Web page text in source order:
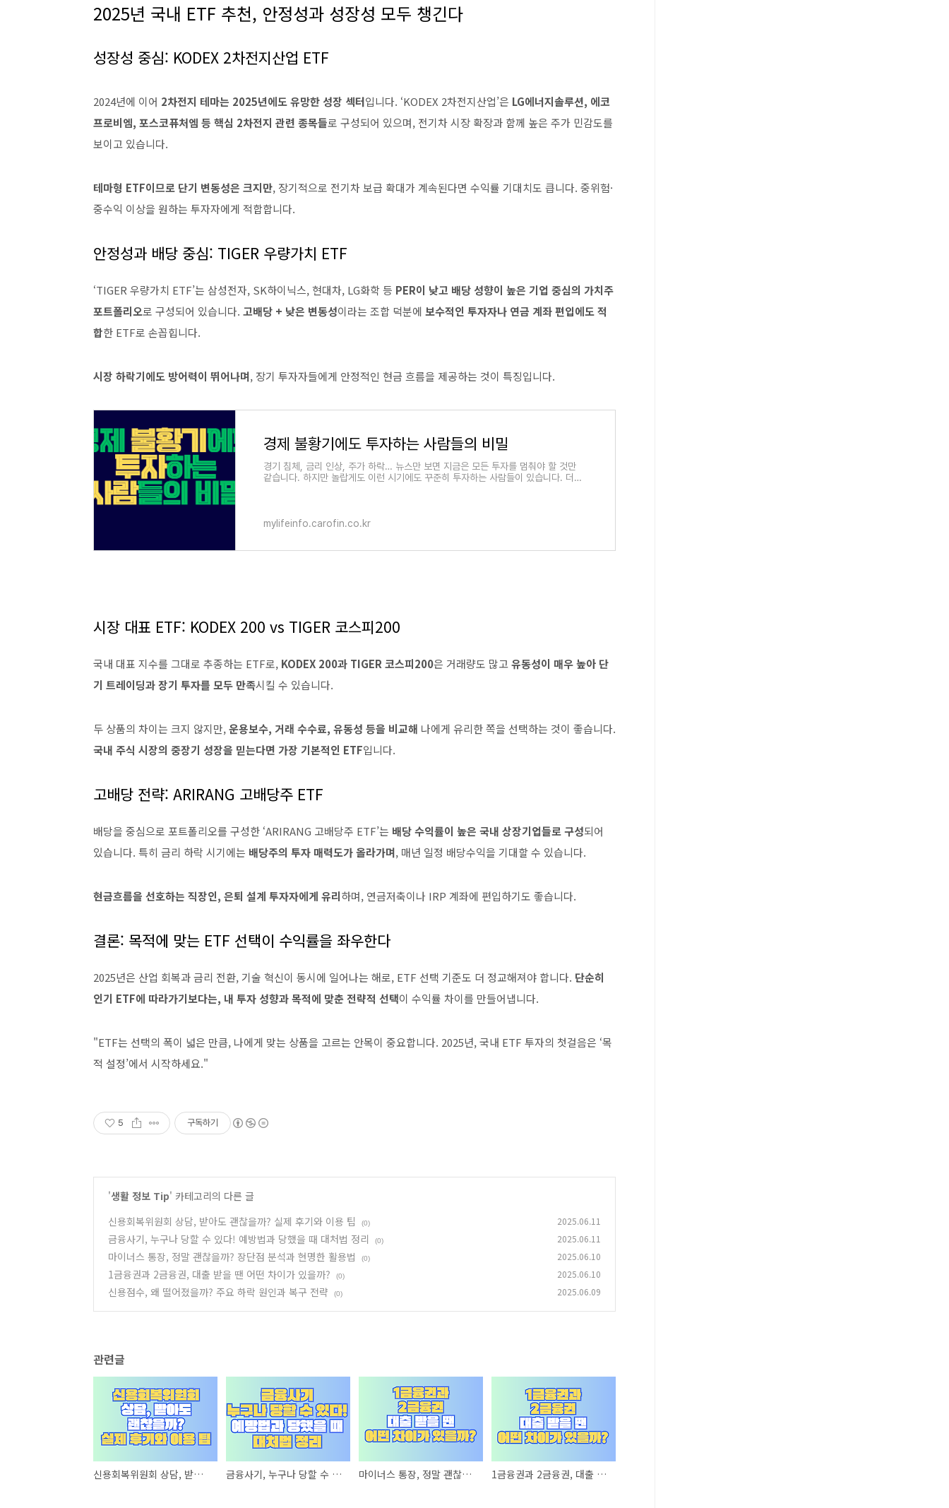
2025년 국내 ETF 추천, 안정성과 성장성 모두 챙긴다
성장성 중심: KODEX 2차전지산업 ETF
2024년에 이어 2차전지 테마는 2025년에도 유망한 성장 섹터입니다. ‘KODEX 2차전지산업’은 LG에너지솔루션, 에코
프로비엠, 포스코퓨처엠 등 핵심 2차전지 관련 종목들로 구성되어 있으며, 전기차 시장 확장과 함께 높은 주가 민감도를
보이고 있습니다.
테마형 ETF이므로 단기 변동성은 크지만, 장기적으로 전기차 보급 확대가 계속된다면 수익률 기대치도 큽니다. 중위험·
중수익 이상을 원하는 투자자에게 적합합니다.
안정성과 배당 중심: TIGER 우량가치 ETF
‘TIGER 우량가치 ETF’는 삼성전자, SK하이닉스, 현대차, LG화학 등 PER이 낮고 배당 성향이 높은 기업 중심의 가치주
포트폴리오로 구성되어 있습니다. 고배당 + 낮은 변동성이라는 조합 덕분에 보수적인 투자자나 연금 계좌 편입에도 적
합한 ETF로 손꼽힙니다.
시장 하락기에도 방어력이 뛰어나며, 장기 투자자들에게 안정적인 현금 흐름을 제공하는 것이 특징입니다.
경제 불황기에도 투자하는 사람들의 비밀
경기 침체, 금리 인상, 주가 하락… 뉴스만 보면 지금은 모든 투자를 멈춰야 할 것만
같습니다. 하지만 놀랍게도 이런 시기에도 꾸준히 투자하는 사람들이 있습니다. 더
mylifeinfo.carofin.co.kr
시장 대표 ETF: KODEX 200 vs TIGER 코스피200
국내 대표 지수를 그대로 추종하는 ETF로, KODEX 200과 TIGER 코스피200은 거래량도 많고유동성이 매우 높아 단
기 트레이딩과 장기 투자를 모두 만족시킬 수 있습니다.
두 상품의 차이는 크지 않지만,운용보수, 거래 수수료, 유동성 등을 비교해 나에게 유리한 쪽을 선택하는 것이 좋습니다.
국내 주식 시장의 중장기 성장을 믿는다면 가장 기본적인 ETF입니다.
고배당 전략: ARIRANG 고배당주 ETF
배당을 중심으로 포트폴리오를 구성한 ‘ARIRANG 고배당주 ETF’는 배당 수익률이 높은 국내 상장기업들로 구성되어
있습니다. 특히 금리 하락 시기에는 배당주의 투자 매력도가 올라가며, 매년 일정 배당수익을 기대할 수 있습니다.
현금흐름을 선호하는 직장인, 은퇴 설계 투자자에게 유리하며, 연금저축이나 IRP 계좌에 편입하기도 좋습니다.
결론: 목적에 맞는 ETF 선택이 수익률을 좌우한다
2025년은 산업 회복과 금리 전환, 기술 혁신이 동시에 일어나는 해로, ETF 선택 기준도 더 정교해져야 합니다. 단순히
인기 ETF에 따라가기보다는, 내 투자 성향과 목적에 맞춘 전략적 선택이 수익률 차이를 만들어냅니다.
"ETF는 선택의 폭이 넓은 만큼, 나에게 맞는 상품을 고르는 안목이 중요합니다. 2025년, 국내 ETF 투자의 첫걸음은 ‘목
적 설정’에서 시작하세요."
5 구독하기
'생활 정보 Tip' 카테고리의 다른 글
신용회복위원회 상담, 받아도 괜찮을까? 실제 후기와 이용 팁
(0) 2025.06.11
금융사기, 누구나 당할 수 있다! 예방법과 당했을 때 대처법 정리 (0) 2025.06.11
마이너스 통장, 정말 괜찮을까? 장단점 분석과 현명한 활용법 (0) 2025.06.10
1금융권과 2금융권, 대출 받을 땐 어떤 차이가 있을까? (0) 2025.06.10
신용점수, 왜 떨어졌을까? 주요 하락 원인과 복구 전략 (0) 2025.06.09
관련글
신용회복위원회 상담, 받아도 괜찮을까? 실제 후기와 이용 팁 금융사기, 누구나 당할 수 있다! 예방법과 당했을 때 대처법 정리 마이너스 통장, 정말 괜찮을까? 장단점 분석과 현명한 활용법 1금융권과 2금융권, 대출 받을 땐 어떤 차이가 있을까?